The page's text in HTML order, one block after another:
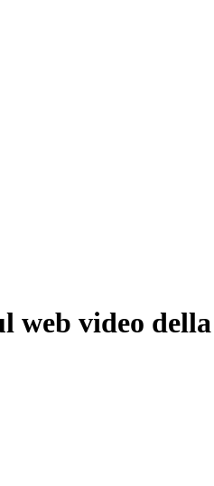
web video